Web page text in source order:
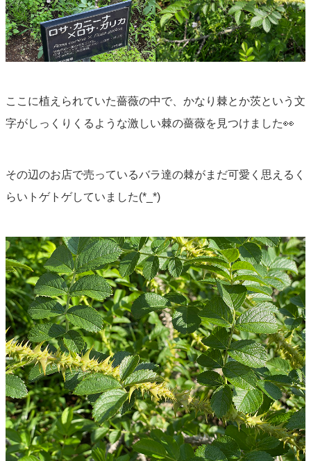
ここに植えられていた薔薇の中で、かなり棘とか茨という文
字がしっくりくるような激しい棘の薔薇を見つけました👀
その辺のお店で売っているバラ達の棘がまだ可愛く思えるく
らいトゲトゲしていました(*_*)